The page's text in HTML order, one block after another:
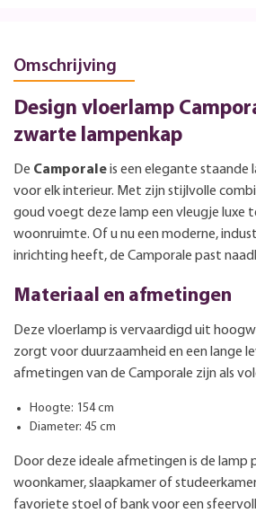
Omschrijving
Design vloerlamp
zwarte lampenkap
De Camporaleis een elegante staande
voor elk interieur. Met zijn stijlvolle
goud voegt deze lamp een vleugje luxe
woonruimte. Of u nu een moderne,
inrichting heeft, de Camporale past
Materiaal en afmetingen
Deze vloerlamp is vervaardigd uit
zorgt voor duurzaamheid en een lange
afmetingen van de Camporale zijn als
Hoogte: 154 cm
Diameter: 45 cm
Door deze ideale afmetingen is de lamp
woonkamer, slaapkamer of
favoriete stoel of bank voor een